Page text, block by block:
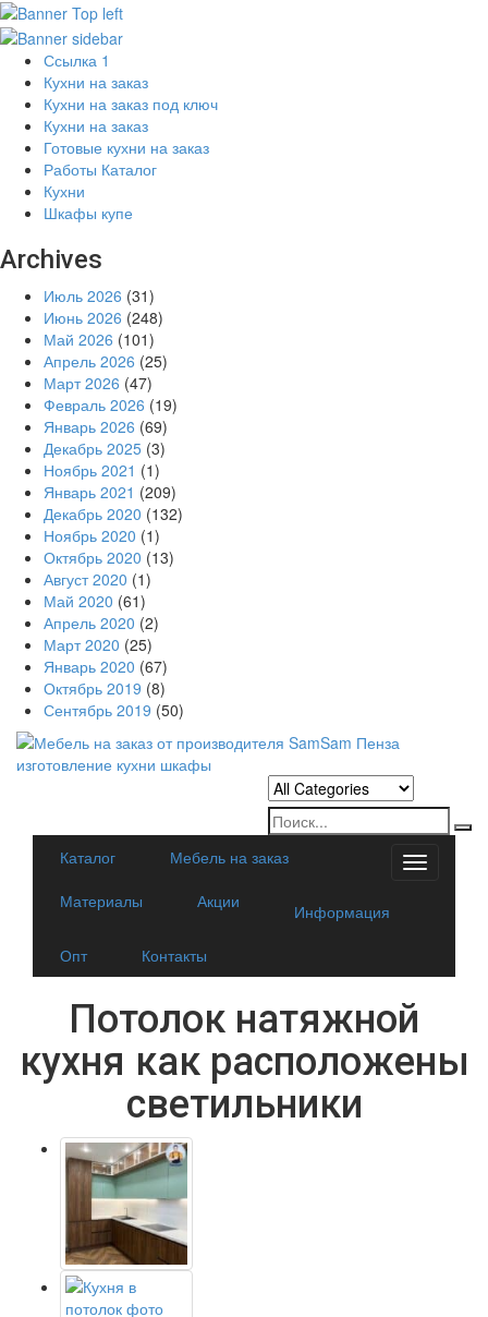
Ссылка 1
Кухни на заказ
Кухни на заказ под ключ
Кухни на заказ
Готовые кухни на заказ
Работы Каталог
Кухни
Шкафы купе
Archives
Июль 2026 (31)
Июнь 2026 (248)
Май 2026 (101)
Апрель 2026 (25)
Март 2026 (47)
Февраль 2026 (19)
Январь 2026 (69)
Декабрь 2025 (3)
Ноябрь 2021 (1)
Январь 2021 (209)
Декабрь 2020 (132)
Ноябрь 2020 (1)
Октябрь 2020 (13)
Август 2020 (1)
Май 2020 (61)
Апрель 2020 (2)
Март 2020 (25)
Январь 2020 (67)
Октябрь 2019 (8)
Сентябрь 2019 (50)
Categories
Каталог
Мебель на заказ
Материалы
Акции
Информация
Опт
Контакты
Потолок натяжной
кухня как расположены
светильники